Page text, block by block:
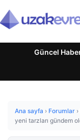
Güncel
Ana sayfa › Forumlar ›
yeni tarzları gündem